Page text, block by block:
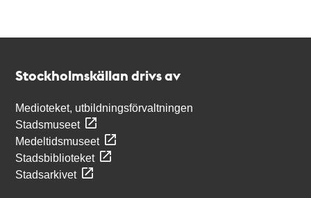
Stockholmskällan drivs av
Medioteket, utbildningsförvaltningen
Stadsmuseet
Medeltidsmuseet
Stadsbiblioteket
Stadsarkivet